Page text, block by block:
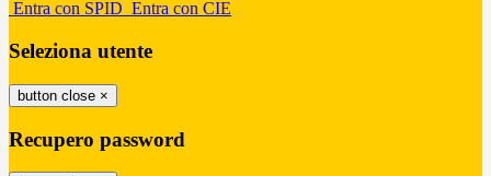
Entra con SPID Entra con CIE
Seleziona utente
button close ×
Recupero password